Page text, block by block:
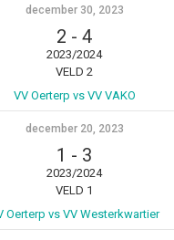
december 30, 2023
2 -4
2023/2024
VELD 2
VV Oerterp vs VV VAKO
december 20, 2023
1 - 3
2023/2024
VELD 1
Oerterp vs VV Westerkwartier